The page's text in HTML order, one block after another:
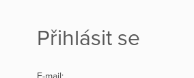
Přihlásit se